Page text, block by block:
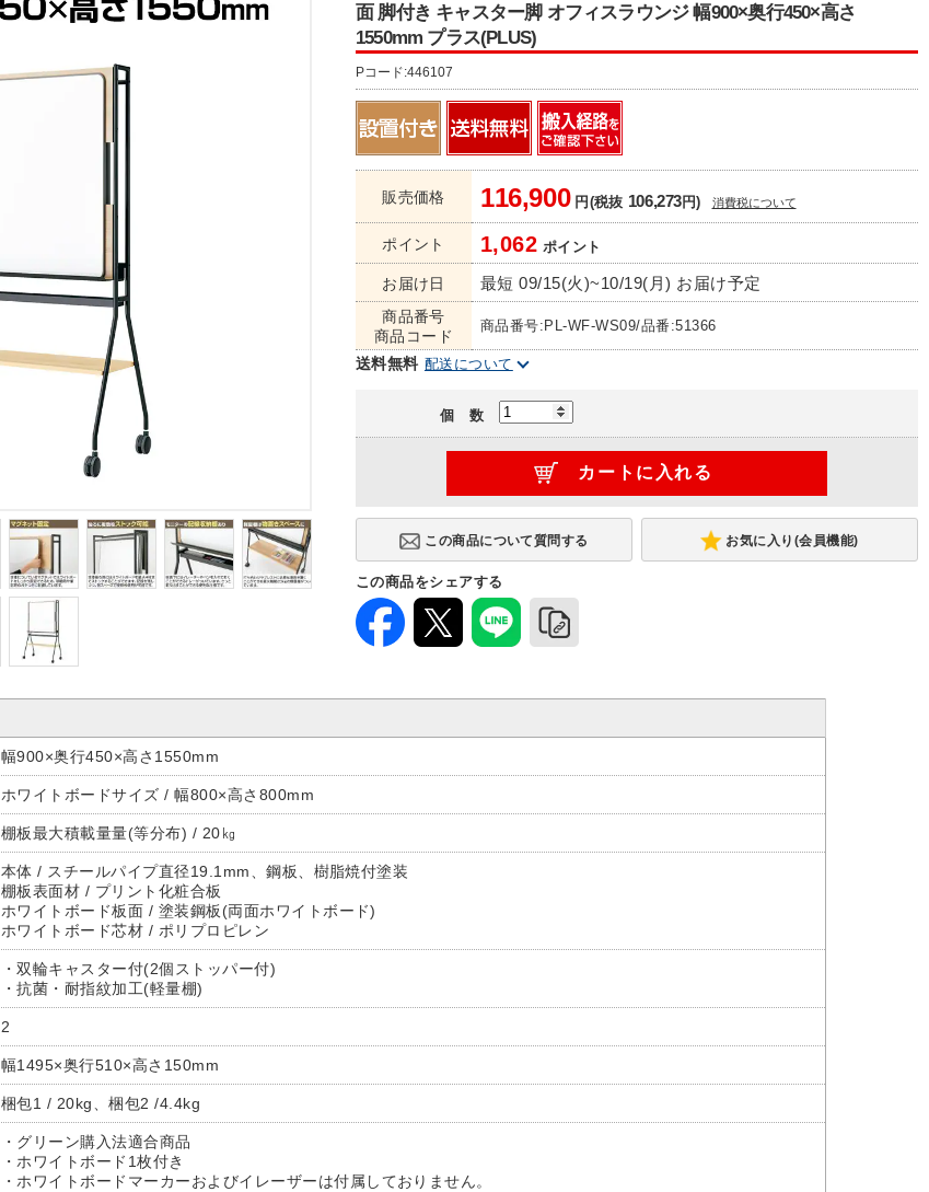
面 脚付き キャスター脚 オフィスラウンジ 幅900×奥行450×高さ
1550mm プラス(PLUS)
Pコード:446107
販売価格 116,900円(税抜 106,273円) 消費税について
ポイント 1,062 ポイント
お届け日 最短 09/15(火)~10/19(月) お届け予定
商品番号
商品コード
商品番号:PL-WF-WS09/品番:51366
送料無料 配送について
個 数
お気に入り(会員機能)
この商品をシェアする
幅900×奥行450×高さ1550mm
ホワイトボードサイズ / 幅800×高さ800mm
棚板最大積載量量(等分布) / 20㎏
本体 / スチールパイプ直径19.1mm、鋼板、樹脂焼付塗装
棚板表面材 / プリント化粧合板
ホワイトボード板面 / 塗装鋼板(両面ホワイトボード)
ホワイトボード芯材 / ポリプロピレン
・双輪キャスター付(2個ストッパー付)
・抗菌・耐指紋加工(軽量棚)
2
幅1495×奥行510×高さ150mm
梱包1 / 20kg、梱包2 /4.4kg
・グリーン購入法適合商品
・ホワイトボード1枚付き
・ホワイトボードマーカーおよびイレーザーは付属しておりません。